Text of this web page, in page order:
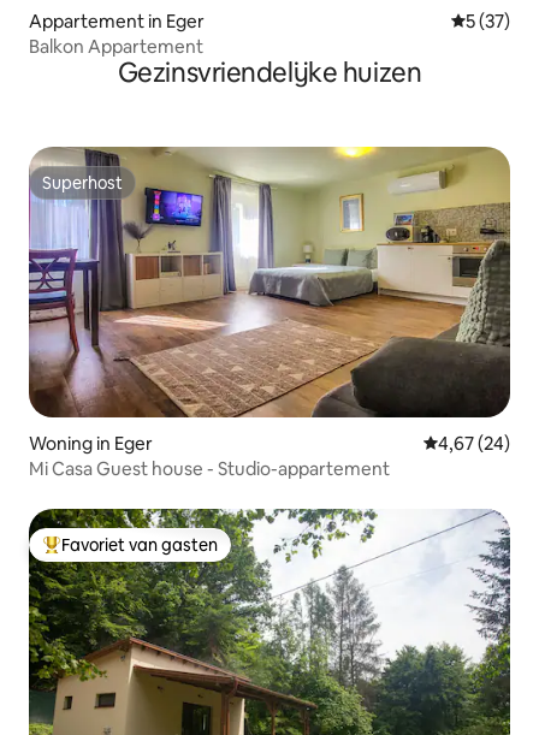
Appartement in Eger
5 (37)
Balkon Appartement
Gezinsvriendelijke huizen
Superhost
Superhost
Woning in Eger Gemiddelde
4,67 (24)
Mi Casa Guest house - Studio-appartement
Topfavoriet van gasten
Favoriet van gasten